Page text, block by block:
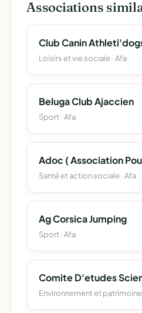
Associations
Club Canin
Loisirs et vie sociale · Afa
Beluga Club Ajaccien
Sport · Afa
Santé et action sociale · Afa
Ag Corsica Jumping
Sport · Afa
Environnement et patrimoine